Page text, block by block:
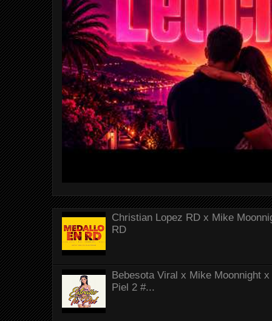
Christian Lopez RD x Mike
RD
Bebesota Viral x Mike Moonnight
Piel 2 #...